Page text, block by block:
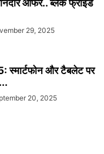
ऑफर.. ब्लैक फ्राइडे
29, 2025
और टैबलेट पर
20, 2025